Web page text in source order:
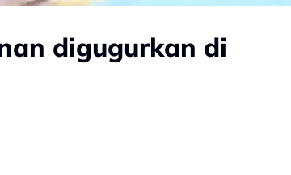
digugurkan di